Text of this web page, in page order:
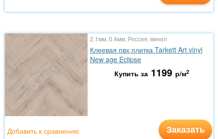
2.1мм, 0.4мм, Россия, винил
Клеевая пвх плитка Tarkett Art vinyl
New age Eclipse
Купить за 1199 р/м2
Заказать
Добавить к сравнению